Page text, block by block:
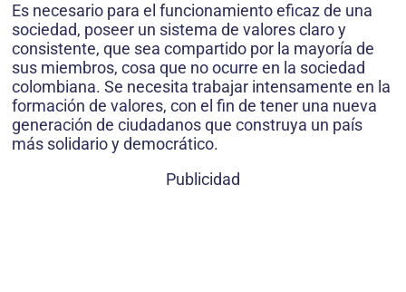
Es necesario para el funcionamiento eficaz de una
sociedad, poseer un sistema de valores claro y
consistente, que sea compartido por la mayoría de
sus miembros, cosa que no ocurre en la sociedad
colombiana. Se necesita trabajar intensamente en la
formación de valores, con el fin de tener una nueva
generación de ciudadanos que construya un país
más solidario y democrático.
Publicidad